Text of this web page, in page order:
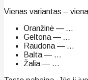
Vienas variantas –
Oranžinė — …
Geltona — …
Raudona — …
Balta — …
Žalia — …